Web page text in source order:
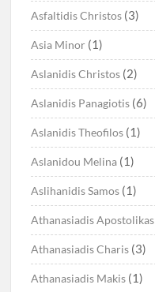
Asfaltidis Christos (3)
Asia Minor (1)
Aslanidis Christos (2)
Aslanidis Panagiotis (6)
Aslanidis Theofilos (1)
Aslanidou Melina (1)
Aslihanidis Samos (1)
Athanasiadis Apostolikas
Athanasiadis Charis (3)
Athanasiadis Makis (1)